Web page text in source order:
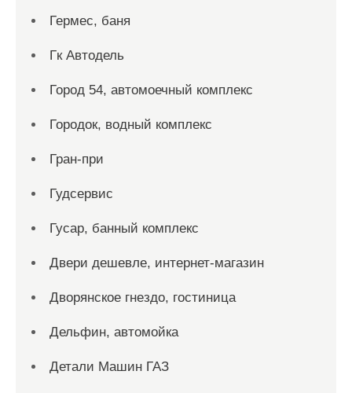
Гермес, баня
Гк Автодель
Город 54, автомоечный комплекс
Городок, водный комплекс
Гран-при
Гудсервис
Гусар, банный комплекс
Двери дешевле, интернет-магазин
Дворянское гнездо, гостиница
Дельфин, автомойка
Детали Машин ГАЗ